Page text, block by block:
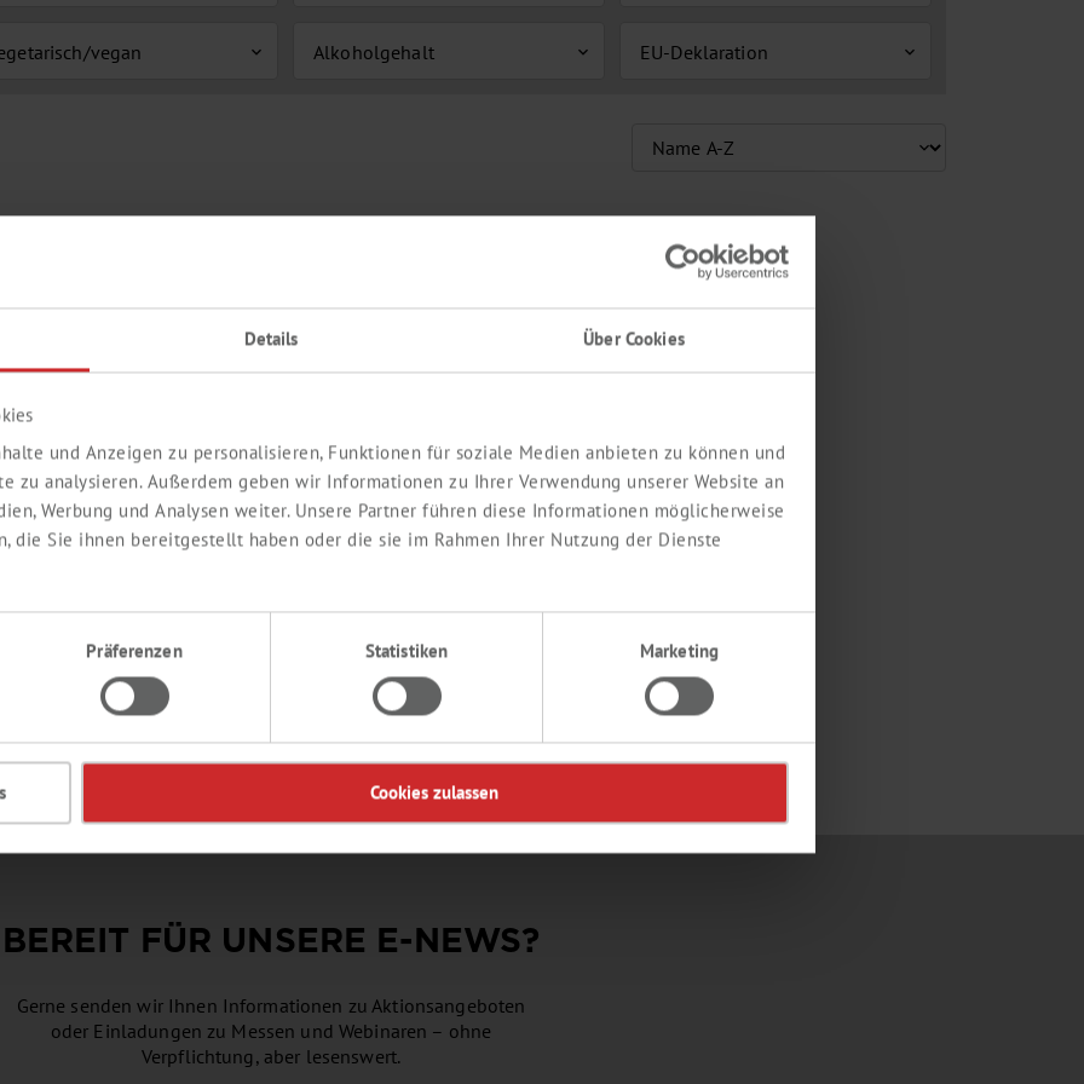
Details Über Cookies
und Anzeigen zu personalisieren, Funktionen für soziale Medien anbieten zu können und
zu analysieren. Außerdem geben wir Informationen zu Ihrer Verwendung unserer Website an
Werbung und Analysen weiter. Unsere Partner führen diese Informationen möglicherweise
die Sie ihnen bereitgestellt haben oder die sie im Rahmen Ihrer Nutzung der Dienste
Präferenzen Statistiken Marketing
Cookies zulassen
vegan expand_more Alkoholgehalt expand_more EU-Deklaration expand_more
AROMA
krautig, würzig
SY384823
BEREIT FÜR UNSERE E-NEWS?
Gerne senden wir Ihnen Informationen zu Aktionsangeboten
oder Einladungen zu Messen und Webinaren – ohne
Verpflichtung, aber lesenswert.